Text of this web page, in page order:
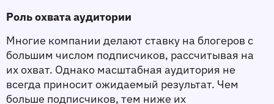
Роль охвата аудитории
Многие компании делают ставку на блогеров с
большим числом подписчиков, рассчитывая на
их охват. Однако масштабная аудитория не
всегда приносит ожидаемый результат. Чем
больше подписчиков, тем ниже их